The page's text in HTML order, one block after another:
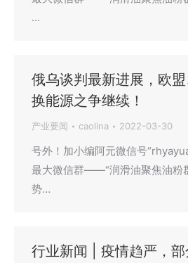
…
俄乌谈判最新进展，欧
换能源之争继续！
产业要闻 caolina 2022-03-30
号外！加小编阿元微信号
最大微信群——“润滑油聚焦油粉
势…
行业新闻 | 疫情趋严，